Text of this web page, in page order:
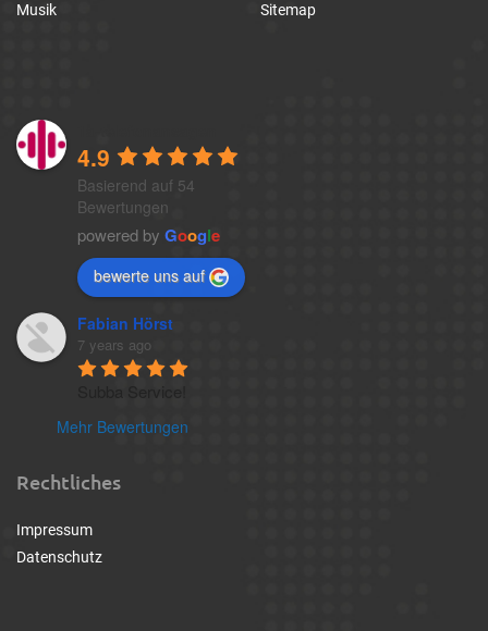
Musik
4.9
Basierend auf 54
Bewertungen
powered by Google
bewerte uns auf
Fabian Hörst
7 years ago
Mehr Bewertungen
Sitemap
Rechtliches
Impressum
Datenschutz